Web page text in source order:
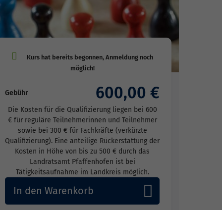
Gebühr 600,00 €
Die Kosten für die Qualifizierung liegen bei 600
€ für reguläre Teilnehmerinnen und Teilnehmer
sowie bei 300 € für Fachkräfte (verkürzte
Qualifizierung). Eine anteilige Rückerstattung der
Kosten in Höhe von bis zu 500 € durch das
Landratsamt Pfaffenhofen ist bei
Tätigkeitsaufnahme im Landkreis möglich.
In den Warenkorb